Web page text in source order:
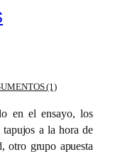
(1)
en el ensayo, los
a la hora de
otro grupo apuesta